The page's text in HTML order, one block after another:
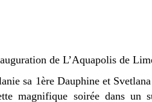
de L’Aquapolis de
sa 1ère Dauphine et
magnifique soirée dans un